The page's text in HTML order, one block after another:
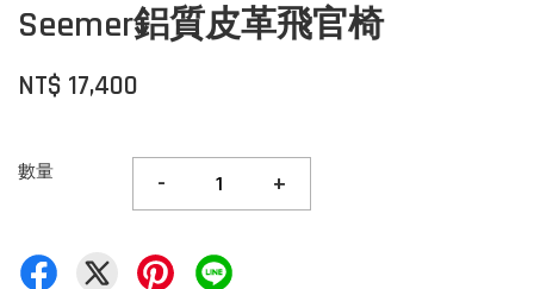
Seemer鋁質皮革飛官椅
NT$ 17,400
數量 - +